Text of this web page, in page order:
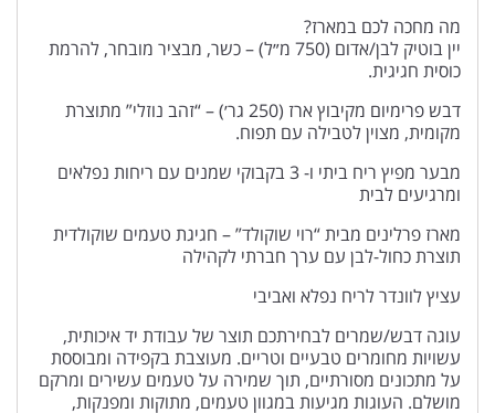
מה מחכה לכם במארז?
יין בוטיק לבן/אדום (750 מ״ל) – כשר, מבציר מובחר, להרמת
כוסית חגיגית.
דבש פרימיום מקיבוץ ארז (250 גר׳) – “זהב נוזלי” מתוצרת
מקומית, מצוין לטבילה עם תפוח.
מבער מפיץ ריח ביתי ו- 3 בקבוקי שמנים עם ריחות נפלאים
ומרגיעים לבית
מארז פרלינים מבית “רוי שוקולד” – חגיגת טעמים שוקולדית
תוצרת כחול-לבן עם ערך חברתי לקהילה
עציץ לוונדר לריח נפלא ואביבי
עוגה דבש/שמרים לבחירתכם תוצר של עבודת יד איכותית,
עשויות מחומרים טבעיים וטריים. מעוצבת בקפידה ומבוססת
על מתכונים מסורתיים, תוך שמירה על טעמים עשירים ומרקם
מושלם. העוגות מגיעות במגוון טעמים, מתוקות ומפנקות,